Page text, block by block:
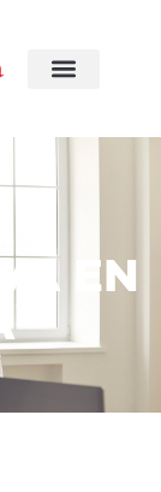
EN